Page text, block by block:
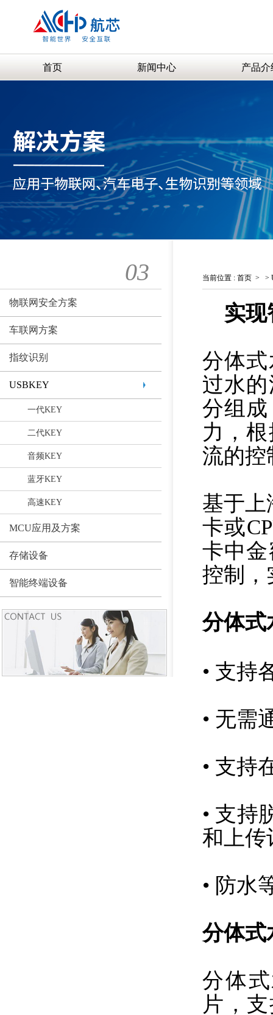
首页 新闻中心 产品介
03
物联网安全方案
车联网方案
指纹识别
USBKEY
一代KEY
二代KEY
音频KEY
蓝牙KEY
高速KEY
MCU应用及方案
存储设备
智能终端设备
当前位置 : 首页 > >
实
分体
过水
分组
力，
流的控
基于上
卡或
卡中
控制，
分体式
• 支持
• 无需
• 支持
• 支持
和上传
• 防水
分体式
分体
片，